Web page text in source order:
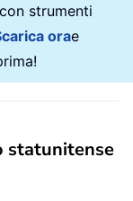
strumenti
orae
statunitense